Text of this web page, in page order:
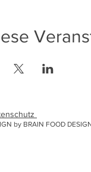
by BRAIN FOOD